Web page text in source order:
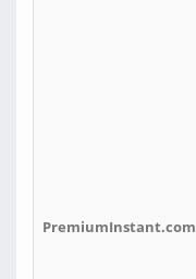
PremiumInstant.com